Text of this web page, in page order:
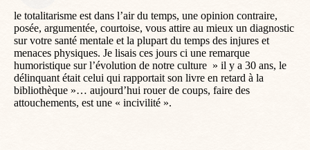
le totalitarisme est dans l’air du temps, une opinion contraire,
posée, argumentée, courtoise, vous attire au mieux un diagnostic
sur votre santé mentale et la plupart du temps des injures et
menaces physiques. Je lisais ces jours ci une remarque
humoristique sur l’évolution de notre culture » il y a 30 ans, le
délinquant était celui qui rapportait son livre en retard à la
bibliothèque »… aujourd’hui rouer de coups, faire des
attouchements, est une « incivilité ».